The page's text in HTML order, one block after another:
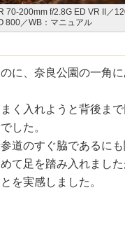
70-200mm f/2.8G ED VR II／
800／WB：マニュアル
に、奈良公園の一角
く入れようと背後ま
した。
道のすぐ脇であるに
て足を踏み入れまし
を実感しました。